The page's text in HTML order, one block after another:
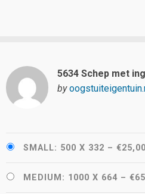
5634 Schep met
by
SMALL: 500 X 332 – €25,00
MEDIUM: 1000 X 664 –